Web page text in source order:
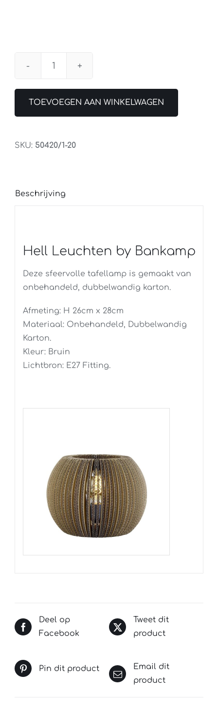
Tafellamp
Rond
TOEVOEGEN AAN WINKELWAGEN
SKU: 50420/1-20
Beschrijving
Hell Leuchten by Bankamp
Deze sfeervolle tafellamp is gemaakt van
onbehandeld, dubbelwandig karton.
Afmeting: H 26cm x 28cm
Materiaal: Onbehandeld, Dubbelwandig
Karton.
Kleur: Bruin
Lichtbron: E27 Fitting.
Deel op
Facebook
Tweet dit
product
Pin dit product
Email dit
product